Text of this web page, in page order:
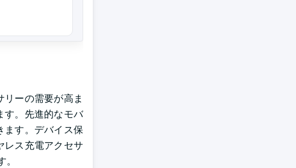
ーの需要が高ま
す。先進的なモバ
ます。デバイス保
レス充電アクセサ